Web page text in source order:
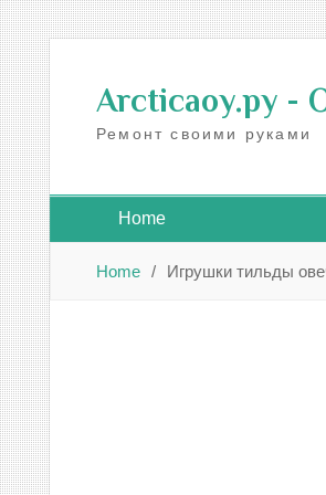
Skip
to
contentArcticaoy.ру -
Ремонт своими руками
Home
Home Игрушки тильды